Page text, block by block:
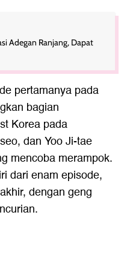
Adegan Ranjang, Dapat
pertamanya pada
bagian
Korea pada
dan Yoo Ji-tae
mencoba merampok.
dari enam episode,
dengan geng